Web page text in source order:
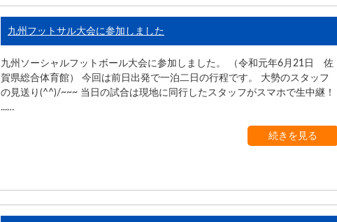
九州フットサル大会に参加しました
九州ソーシャルフットボール大会に参加しました。 （令和元年6月21日 佐
賀県総合体育館） 今回は前日出発で一泊二日の行程です。 大勢のスタッフ
の見送り(^^)/~~~ 当日の試合は現地に同行したスタッフがスマホで生中継！
...…
続きを見る